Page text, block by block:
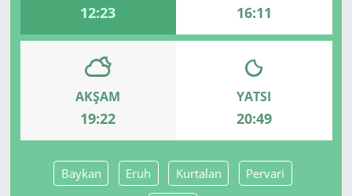
12:23 16:11
AKŞAM
19:22
YATSI
20:49
Baykan Eruh Kurtalan Pervari